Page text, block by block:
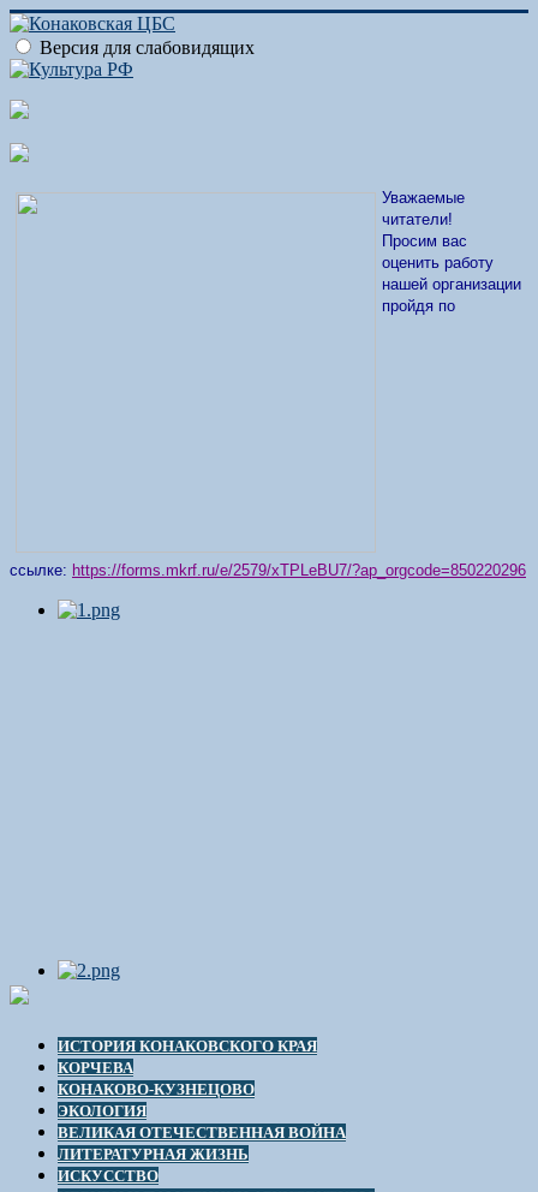
Версия для слабовидящих
Уважаемые
читатели!
Просим вас
оценить работу
нашей организации
пройдя по
ссылке: https://forms.mkrf.ru/e/2579/xTPLeBU7/?ap_orgcode=850220296
ИСТОРИЯ КОНАКОВСКОГО КРАЯ
КОРЧЕВА
КОНАКОВО-КУЗНЕЦОВО
ЭКОЛОГИЯ
ВЕЛИКАЯ ОТЕЧЕСТВЕННАЯ ВОЙНА
ЛИТЕРАТУРНАЯ ЖИЗНЬ
ИСКУССТВО